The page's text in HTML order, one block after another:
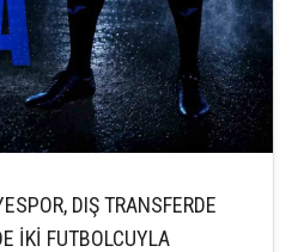
DIŞ TRANSFERDE
İKİ FUTBOLCUYLA